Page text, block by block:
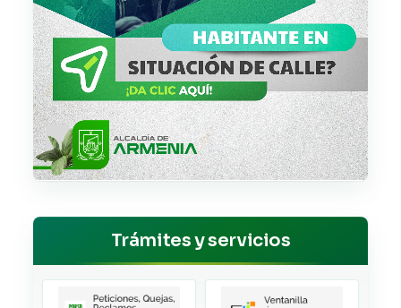
Trámites y servicios